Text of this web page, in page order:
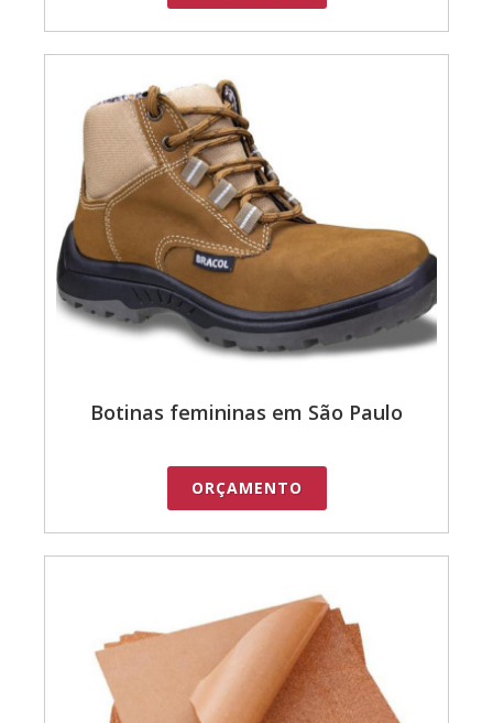
Botinas femininas em São Paulo
ORÇAMENTO